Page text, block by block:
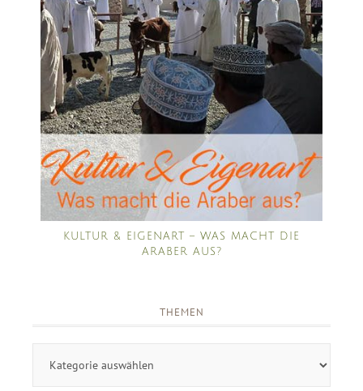
KULTUR & EIGENART – WAS MACHT DIE
ARABER AUS?
THEMEN